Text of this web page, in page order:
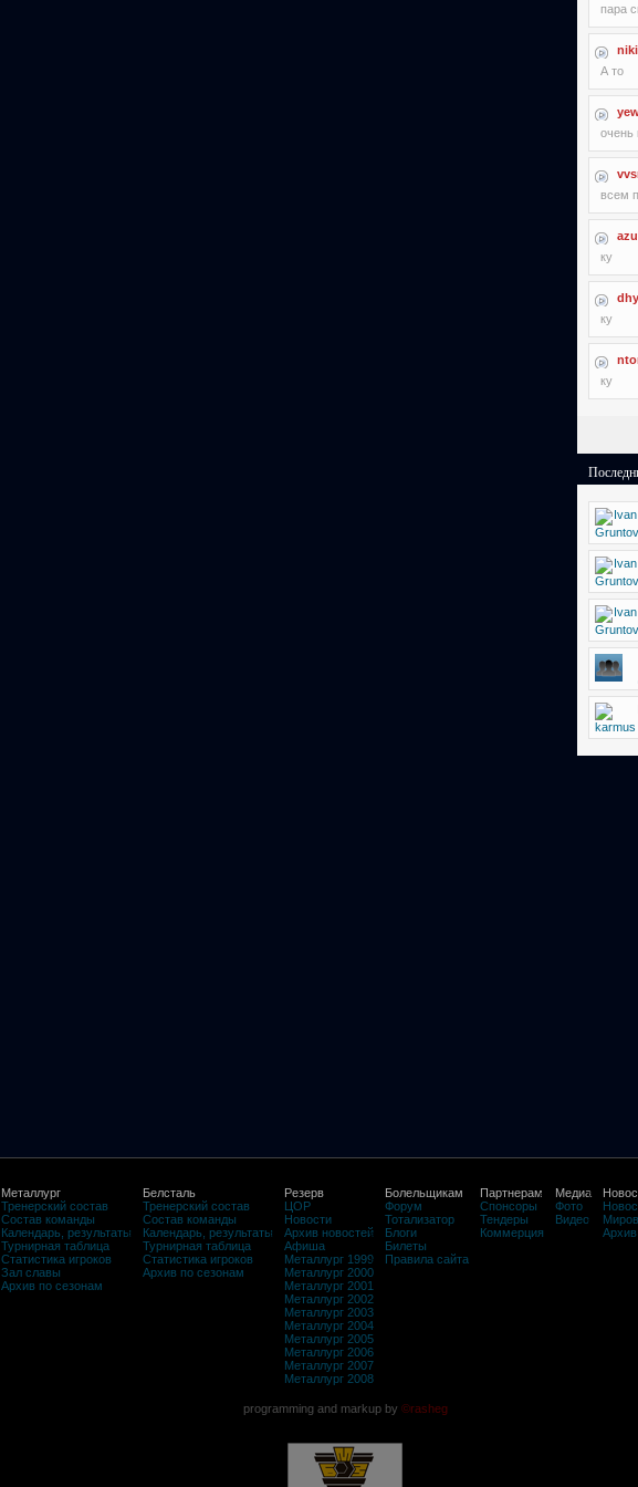
пара
niki
А то
очень
всем
ку
ку
ку
Металлург
Тренерский состав
Состав команды
Календарь, результаты
Турнирная таблица
Статистика игроков
Зал славы
Архив по сезонам
Белсталь
Тренерский состав
Состав команды
Календарь, результаты
Турнирная таблица
Статистика игроков
Архив по сезонам
Резерв
ЦОР
Новости
Архив новостей
Афиша
Металлург 1999
Металлург 2000
Металлург 2001
Металлург 2002
Металлург 2003
Металлург 2004
Металлург 2005
Металлург 2006
Металлург 2007
Металлург 2008
Болельщикам
Форум
Тотализатор
Блоги
Билеты
Правила сайта
Партнерам
Спонсоры
Тендеры
Коммерция
Медиа
Фото
Видео
programming and markup by ©rasheg